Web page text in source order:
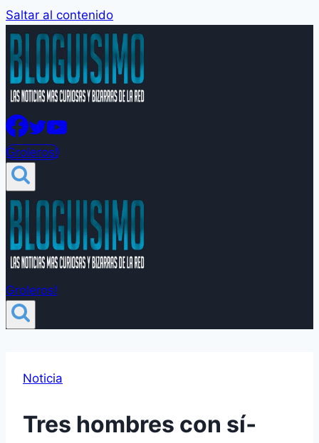
Saltar al contenido
Groleros!
Groleros!
Noticia
Tres hombres con sí­